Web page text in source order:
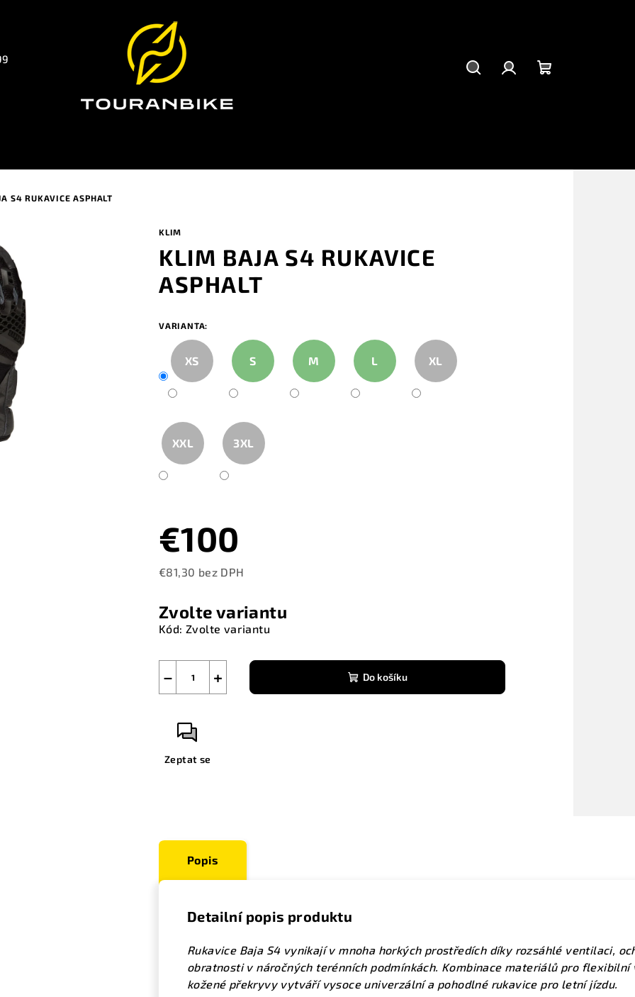
S4 RUKAVICE ASPHALT
KLIM
KLIM BAJA S4 RUKAVICE
ASPHALT
VARIANTA:
XS S M L XL
XXL 3XL
€100
€81,30 bez DPH
cena:
Zvolte variantu
Kód: Zvolte variantu
+
− Do košíku
Zeptat se
Popis
Detailní popis produktu
Rukavice Baja S4 vynikají v mnoha horkých prostředích díky rozsáhlé ventilaci,
obratnosti v náročných terénních podmínkách. Kombinace materiálů pro
kožené překryvy vytváří vysoce univerzální a pohodlné rukavice pro letní jízdu.